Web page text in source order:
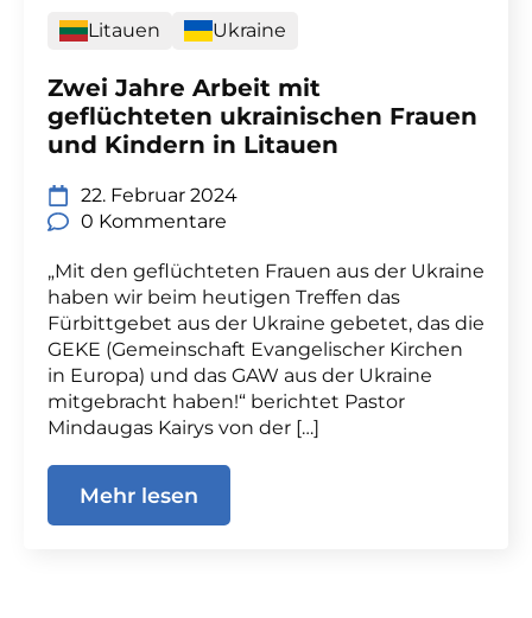
Litauen Ukraine
Zwei Jahre Arbeit mit
geflüchteten ukrainischen Frauen
und Kindern in Litauen
22. Februar 2024
0 Kommentare
„Mit den geflüchteten Frauen aus der Ukraine
haben wir beim heutigen Treffen das
Fürbittgebet aus der Ukraine gebetet, das die
GEKE (Gemeinschaft Evangelischer Kirchen
in Europa) und das GAW aus der Ukraine
mitgebracht haben!“ berichtet Pastor
Mindaugas Kairys von der […]
Mehr lesen